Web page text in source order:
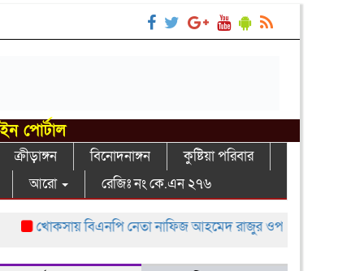
পোর্টাল
ক্রীড়াঙ্গন বিনোদনাঙ্গন
কুষ্টিয়া পরিবার
আরো রেজিঃ নং কে.এন ২৭৬
খোকসায় বিএনপি নেতা নাফিজ আহমেদ রাজুর ওপর সশস্ত্র হামলা,